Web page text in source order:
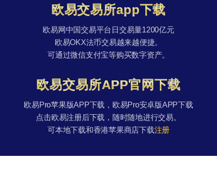
欧易交易所app下载
欧易网中国交易平台日交易量1200亿元
欧易OKX法币交易越来越便捷。
可通过微信支付宝等购买数字资产。
欧易交易所APP官网下载
欧易Pro苹果版APP下载，欧易Pro安卓版APP下载
点击欧易注册后下载，随时随地进行交易。
可本地下载和香港苹果商店下载注册